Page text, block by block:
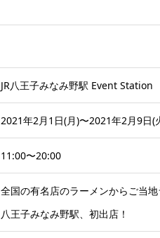
JR八王子みなみ野駅 Event Station
2021年2月1日(月)〜2021年2月9日(
11:00〜20:00
全国の有名店のラーメンからご当
八王子みなみ野駅、初出店！